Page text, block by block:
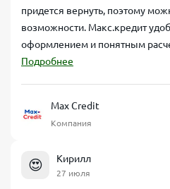
придется вернуть, поэтому
возможности. Макс.кредит
оформлением и понятным
Подробнее
Max Credit
Компания
😍 Кирилл
27 июля